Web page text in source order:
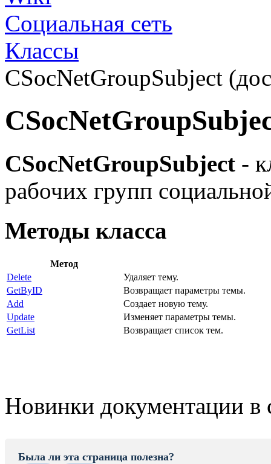
Социальная сеть
Классы
CSocNetGroupSubject
CSocNetGroupSubject -
рабочих групп
Методы класса
Метод
Delete
Удаляет тему.
GetByID
Возвращает параметры темы.
Add
Создает новую тему.
Update
Изменяет параметры темы.
GetList
Возвращает список тем.
Новинки документации в
Была ли эта страница полезна?